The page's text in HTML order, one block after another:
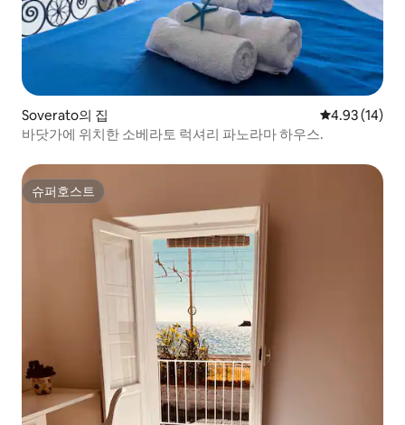
Soverato의 집 평점 4.93점
4.93 (14)
바닷가에 위치한 소베라토 럭셔리 파노라마 하우스.
슈퍼호스트
슈퍼호스트